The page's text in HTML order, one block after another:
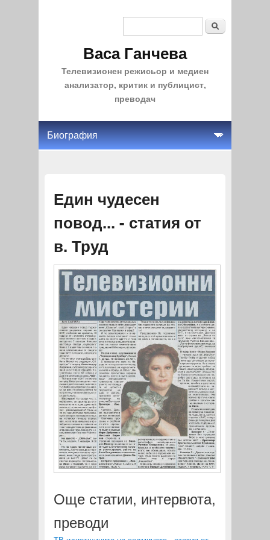
Васа Ганчева
Телевизионен режисьор и медиен
анализатор, критик и публицист,
преводач
Един чудесен
повод... - статия от
в. Труд
Още статии, интервюта,
преводи